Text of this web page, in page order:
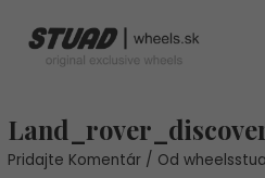
obsah
Pridajte Komentár / Od
navigation